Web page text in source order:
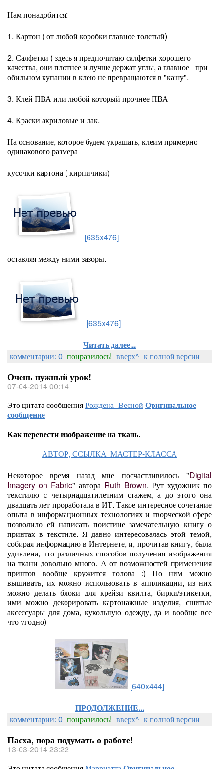
Нам понадобится:
1. Картон ( от любой коробки главное толстый)
2. Салфетки ( здесь я предпочитаю салфетки хорошего
качества, они плотнее и лучше держат углы, а главное при
обильном купании в клею не превращаются в "кашу".
3. Клей ПВА или любой который прочнее ПВА
4. Краски акриловые и лак.
На основание, которое будем украшать, клеим примерно
одинакового размера
кусочки картона ( кирпичики)
[635x476]
оставляя между ними зазоры.
[635x476]
Читать далее...
комментарии: 0 понравилось! вверх^ к полной версии
Очень нужный урок!
07-04-2014 00:14
Это цитата сообщенияРождена_Весной Оригинальное
сообщение
Как перевести изображение на ткань.
АВТОР, ССЫЛКА МАСТЕР-КЛАССА
Некоторое время назад мне посчастливилось "Digital
Imagery on Fabric" автора Ruth Brown. Рут художник по
текстилю с четырнадцатилетним стажем, а до этого она
двадцать лет проработала в ИТ. Такое интересное сочетание
опыта в информационных технологиях и творческой сфере
позволило ей написать поистине замечательную книгу о
принтах в текстиле. Я давно интересовалась этой темой,
собирая информацию в Интернете, и, прочитав книгу, была
удивлена, что различных способов получения изображения
на ткани довольно много. А от возможностей применения
принтов вообще кружится голова :) По ним можно
вышивать, их можно использовать в аппликации, из них
можно делать блоки для крейзи квилта, бирки/этикетки,
ими можно декорировать картонажные изделия, сшитые
аксессуары для дома, кукольную одежду, да и вообще все
что угодно)
[640x444]
ПРОДОЛЖЕНИЕ...
комментарии: 0 понравилось! вверх^ к полной версии
Пасха, пора подумать о работе!
13-03-2014 23:22